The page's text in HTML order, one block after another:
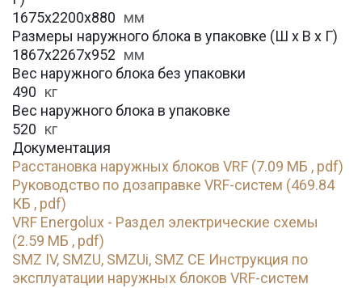
1675х2200х880 мм
Размеры наружного блока в упаковке (Ш х В х Г)
1867х2267х952 мм
Вес наружного блока без упаковки
490 кг
Вес наружного блока в упаковке
520 кг
Документация
Расстановка наружных блоков VRF (7.09 МБ , pdf)
Руководство по дозаправке VRF-систем (469.84
КБ , pdf)
VRF Energolux - Раздел электрические схемы
(2.59 МБ , pdf)
SMZ IV, SMZU, SMZUi, SMZ CE Инструкция по
эксплуатации наружных блоков VRF-систем